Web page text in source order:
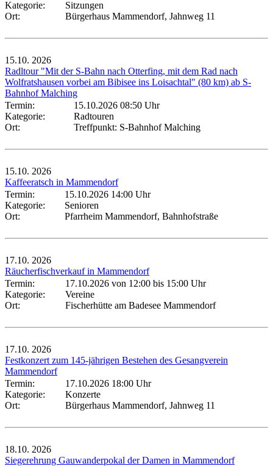
Kategorie:
Sitzungen
Ort:
Bürgerhaus Mammendorf, Jahnweg 11
15.10. 2026
Radltour "Mit der S-Bahn nach Otterfing, mit dem Rad nach
Wolfratshausen vorbei am Bibisee ins Loisachtal" (80 km) ab S-
Bahnhof Malching
Termin:
15.10.2026 08:50 Uhr
Kategorie:
Radtouren
Ort:
Treffpunkt: S-Bahnhof Malching
15.10. 2026
Kaffeeratsch in Mammendorf
Termin:
15.10.2026 14:00 Uhr
Kategorie:
Senioren
Ort:
Pfarrheim Mammendorf, Bahnhofstraße
17.10. 2026
Räucherfischverkauf in Mammendorf
Termin:
17.10.2026 von 12:00 bis 15:00 Uhr
Kategorie:
Vereine
Ort:
Fischerhütte am Badesee Mammendorf
17.10. 2026
Festkonzert zum 145-jährigen Bestehen des Gesangverein
Mammendorf
Termin:
17.10.2026 18:00 Uhr
Kategorie:
Konzerte
Ort:
Bürgerhaus Mammendorf, Jahnweg 11
18.10. 2026
Siegerehrung Gauwanderpokal der Damen in Mammendorf